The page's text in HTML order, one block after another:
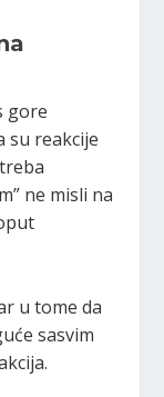
gore
su reakcije
ne misli na
u tome da
sasvim